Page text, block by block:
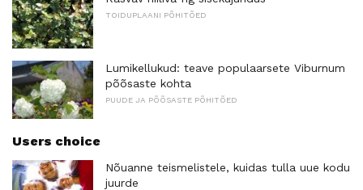
TOIDUPLAANI PÕHITÕED
Lumikellukud: teave populaarsete Viburnum
põõsaste kohta
PUUDE JA PÕÕSASTE PÕHITÕED
Users choice
Nõuanne teismelistele, kuidas tulla uue kodu
juurde